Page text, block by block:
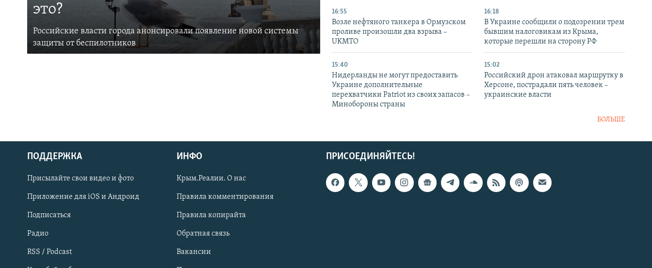
Українською
Qırımtatar
ПРИСОЕДИНЯЙТЕСЬ!
это?
Российские власти города анонсировали появление новой системы
защиты от беспилотников
16:55
Возле нефтяного танкера в Ормузском
проливе произошли два взрыва –
UKMTO
16:18
В Украине сообщили о подозрении трем
бывшим налоговикам из Крыма,
которые перешли на сторону РФ
15:40
Нидерланды не могут предоставить
Украине дополнительные
перехватчики Patriot из своих запасов –
Минобороны страны
15:02
Российский дрон атаковал маршрутку в
Херсоне, пострадали пять человек –
украинские власти
БОЛЬШЕ
ПРИСОЕДИНЯЙТЕСЬ!
ПОДДЕРЖКА
Присылайте свои видео и фото
Приложение для iOS и Андроид
Подписаться
Радио
RSS / Podcast
ИНФО
Крым.Реалии. О нас
Правила комментирования
Правила копирайта
Обратная связь
Вакансии